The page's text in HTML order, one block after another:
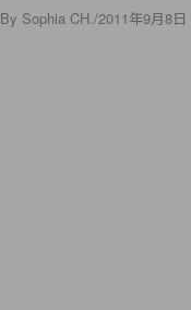
By Sophia CH. /2011年9月8日